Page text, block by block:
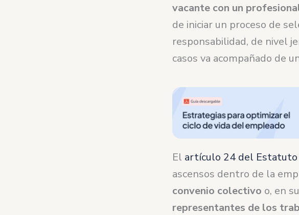
vacante con un
de iniciar un proceso de
responsabilidad, de nivel
casos va acompañado de
El artículo 24 del Estatuto
ascensos dentro de la
convenio colectivo o, en
representantes de los